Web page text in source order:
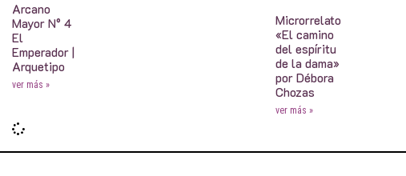
Arcano
Mayor N° 4
El
Emperador |
Arquetipo
ver más »
Microrrelato
«El camino
del espíritu
de la dama»
por Débora
Chozas
ver más »